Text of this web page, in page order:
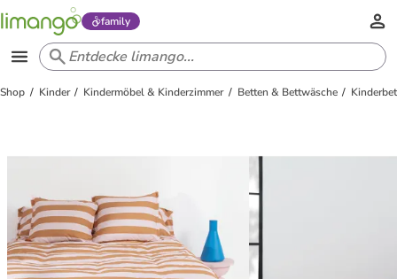
family
Shop Kinder Kindermöbel & Kinderzimmer Betten & Bettwäsche